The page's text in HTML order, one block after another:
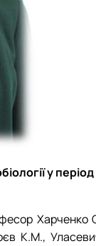
у період
Харченко
К.М.,